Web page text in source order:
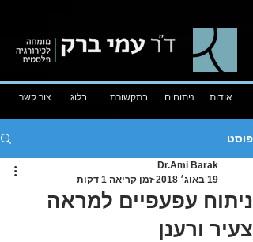
בלוג צור קשר ניתוחים אודות בתקשורת
פוסט
ניתוח עפעפיים למראה
צעיר ורענן
Dr.Ami Barak
19 באוג׳ 2018
זמן קריאה 1 דקות